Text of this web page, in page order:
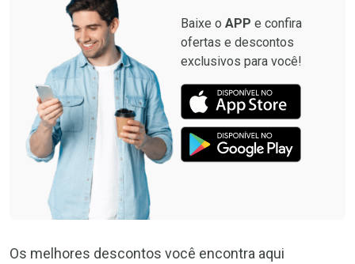
Baixe o APP e confira
ofertas e descontos
exclusivos para você!
Os melhores descontos você encontra aqui